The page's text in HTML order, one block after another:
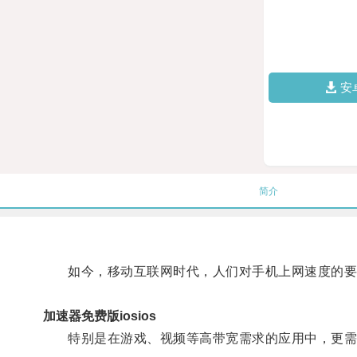
安
简介
如今，移动互联网时代，人们对手机上网速度的
加速器免费版iosios
特别是在游戏、视频等高带宽需求的应用中，更需